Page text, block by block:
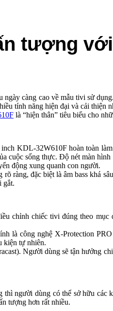
tượng
càng cao về mẫu tivi sử
tính năng hiện đại và cải thiện
là “hiện thân” tiêu biểu cho
inch KDL-32W610F hoàn toàn
cuộc sống thực. Độ nét màn
động xung quanh con người.
ràng, đặc biệt là âm bass khá
gắt.
chỉnh chiếc tivi đúng theo
là công nghệ X-Protection
kiện tự nhiên.
Người dùng sẽ tận hưởng
thì người dùng có thể sở hữu
tượng hơn rất nhiều.